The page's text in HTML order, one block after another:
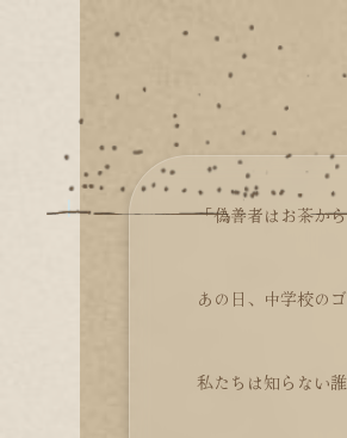
「偽善者はお茶か
あの日、中学校の
私たちは知らない